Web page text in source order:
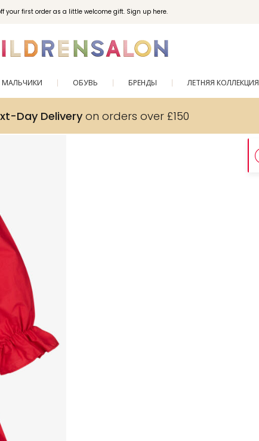
off your first order as a little welcome gift. Sign up here.
МАЛЬЧИКИ ОБУВЬ БРЕНДЫ ЛЕТНЯЯ КОЛЛЕКЦИЯ
Day Deliveryon orders over £150